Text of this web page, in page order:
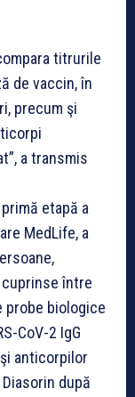
titrurile
de vaccin, în
precum şi
a transmis
etapă a
MedLife, a
între
biologice
CoV-2 IgG
anticorpilor
după